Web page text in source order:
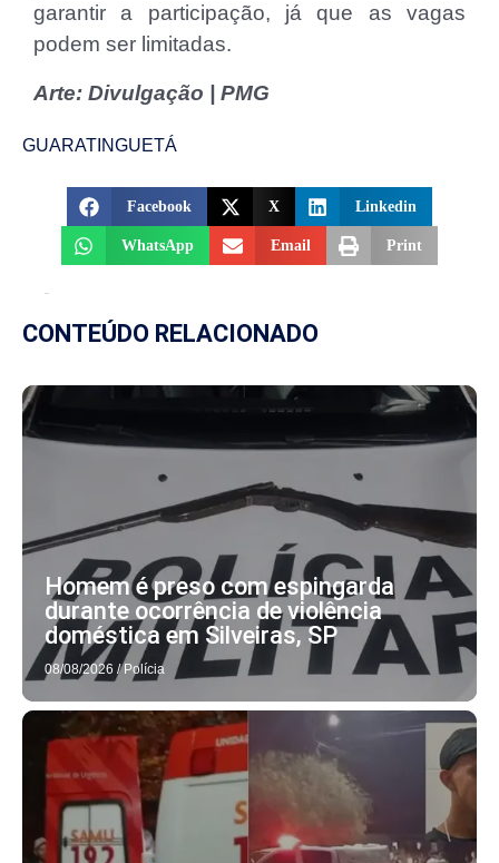
garantir a participação, já que as vagas
podem ser limitadas.
Arte: Divulgação | PMG
GUARATINGUETÁ
Facebook X Linkedin
WhatsApp Email Print
CONTEÚDO RELACIONADO
Homem é preso com espingarda
durante ocorrência de violência
doméstica em Silveiras, SP
08/08/2026 / Polícia